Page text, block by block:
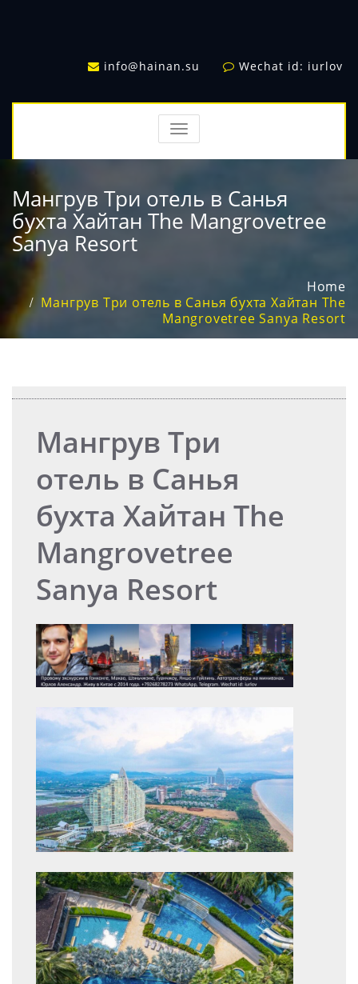
info@hainan.su Wechat id: iurlov
TOGGLE
NAVIGATION
Мангрув Три отель в Санья
бухта Хайтан The Mangrovetree
Sanya Resort
Home
Мангрув Три отель в Санья бухта Хайтан The
Mangrovetree Sanya Resort
Мангрув Три
отель в Санья
бухта Хайтан The
Mangrovetree
Sanya Resort